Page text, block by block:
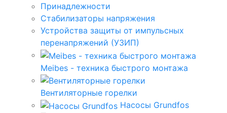
Принадлежности
Стабилизаторы напряжения
Устройства защиты от импульсных
перенапряжений (УЗИП)
Meibes - техника быстрого монтажа
Вентиляторные горелки
Насосы Grundfos